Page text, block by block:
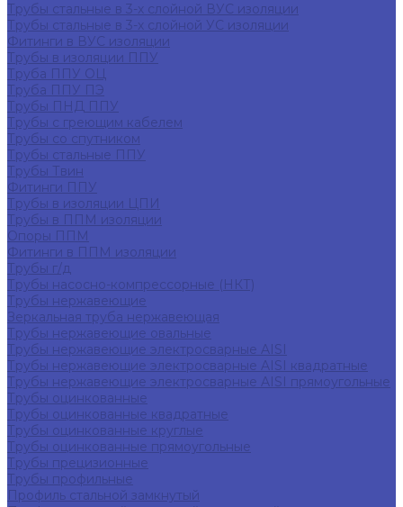
Трубы стальные в 3-х слойной ВУС изоляции
Трубы стальные в 3-х слойной УС изоляции
Фитинги в ВУС изоляции
Трубы в изоляции ППУ
Труба ППУ ОЦ
Труба ППУ ПЭ
Трубы ПНД ППУ
Трубы с греющим кабелем
Трубы со спутником
Трубы стальные ППУ
Трубы Твин
Фитинги ППУ
Трубы в изоляции ЦПИ
Трубы в ППМ изоляции
Опоры ППМ
Фитинги в ППМ изоляции
Трубы г/д
Трубы насосно-компрессорные (НКТ)
Трубы нержавеющие
Зеркальная труба нержавеющая
Трубы нержавеющие овальные
Трубы нержавеющие электросварные AISI
Трубы нержавеющие электросварные AISI квадратные
Трубы нержавеющие электросварные AISI прямоугольные
Трубы оцинкованные
Трубы оцинкованные квадратные
Трубы оцинкованные круглые
Трубы оцинкованные прямоугольные
Трубы прецизионные
Трубы профильные
Профиль стальной замкнутый